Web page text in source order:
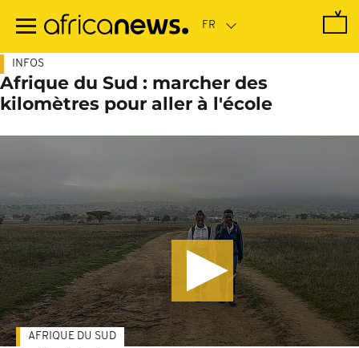
contenu
INFOS
Afrique du Sud : marcher des
kilomètres pour aller à l'école
AFRIQUE DU SUD